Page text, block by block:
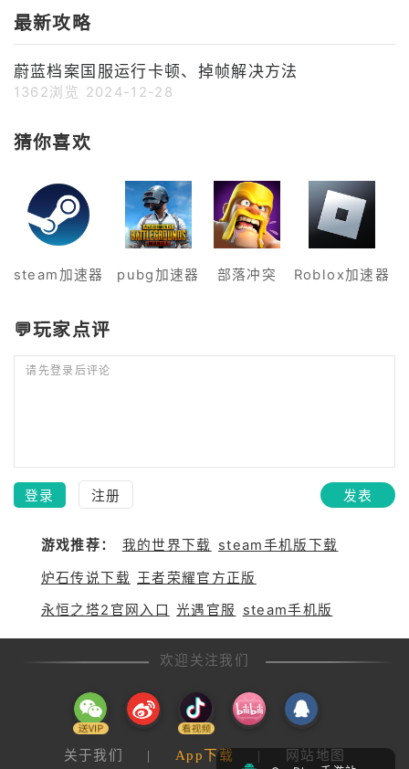
最新攻略
蔚蓝档案国服运行卡顿、掉帧解决方法
1362浏览 2024-12-28
猜你喜欢
steam加速器 pubg加速器 部落冲突 Roblox加速器
💬玩家点评
请先登录后评论
登录 注册 发表
游戏推荐： 我的世界下载 steam手机版下载
炉石传说下载 王者荣耀官方正版
永恒之塔2官网入口
光遇官服 steam手机版
欢迎关注我们
关于我们 | App下载 | 网站地图